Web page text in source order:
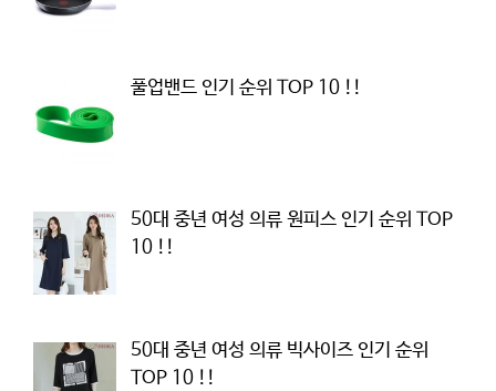
풀업밴드 인기 순위 TOP 10 !!
50대 중년 여성 의류 원피스 인기 순위 TOP
10 !!
50대 중년 여성 의류 빅사이즈 인기 순위
TOP 10 !!